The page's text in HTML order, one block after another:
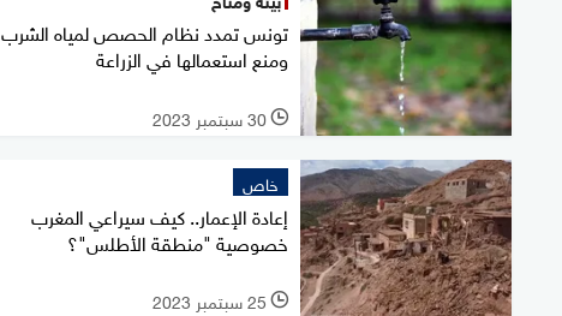
تونس تمدد نظام الحصص لمياه الشرب
ومنع استعمالها في الزراعة
l 30 سبتمبر 2023
خاص
إعادة الإعمار.. كيف سيراعي المغرب
خصوصية "منطقة الأطلس"؟
l 25 سبتمبر 2023